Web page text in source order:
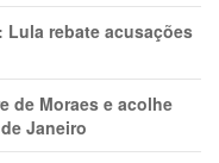
rebate acusações
de Moraes e acolhe
Janeiro